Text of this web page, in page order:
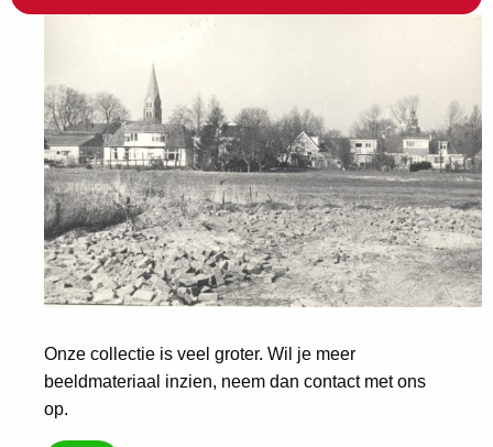
Onze collectie is veel groter. Wil je meer
beeldmateriaal inzien, neem dan contact met ons
op.